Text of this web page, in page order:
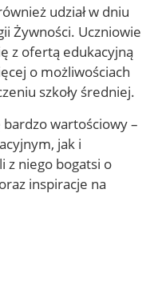
udział w dniu
Żywności. Uczniowie
z ofertą edukacyjną
o możliwościach
szkoły średniej.
bardzo wartościowy –
jak i
z niego bogatsi o
inspiracje na